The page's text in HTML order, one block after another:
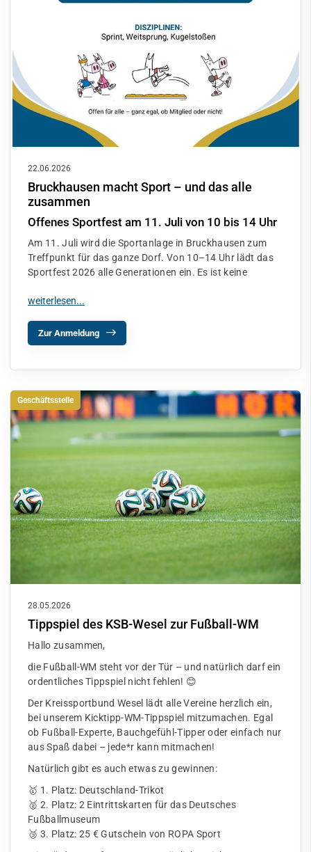
22.06.2026
Bruckhausen macht Sport – und das alle
zusammen
Offenes Sportfest am 11. Juli von 10 bis 14 Uhr
Am 11. Juli wird die Sportanlage in Bruckhausen zum
Treffpunkt für das ganze Dorf. Von 10–14 Uhr lädt das
Sportfest 2026 alle Generationen ein. Es ist keine
Zur Anmeldung
Geschäftsstelle
28.05.2026
Tippspiel des KSB-Wesel zur Fußball-WM
Hallo zusammen,
die Fußball-WM steht vor der Tür – und natürlich darf ein
ordentliches Tippspiel nicht fehlen! 😊
Der Kreissportbund Wesel lädt alle Vereine herzlich ein,
bei unserem Kicktipp-WM-Tippspiel mitzumachen. Egal
ob Fußball-Experte, Bauchgefühl-Tipper oder einfach nur
aus Spaß dabei – jede*r kann mitmachen!
Natürlich gibt es auch etwas zu gewinnen:
🥇 1. Platz: Deutschland-Trikot
🥈 2. Platz: 2 Eintrittskarten für das Deutsches
Fußballmuseum
🥉 3. Platz: 25 € Gutschein von ROPA Sport